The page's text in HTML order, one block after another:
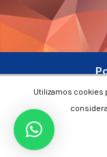
Carrera
Utilizamos cookies